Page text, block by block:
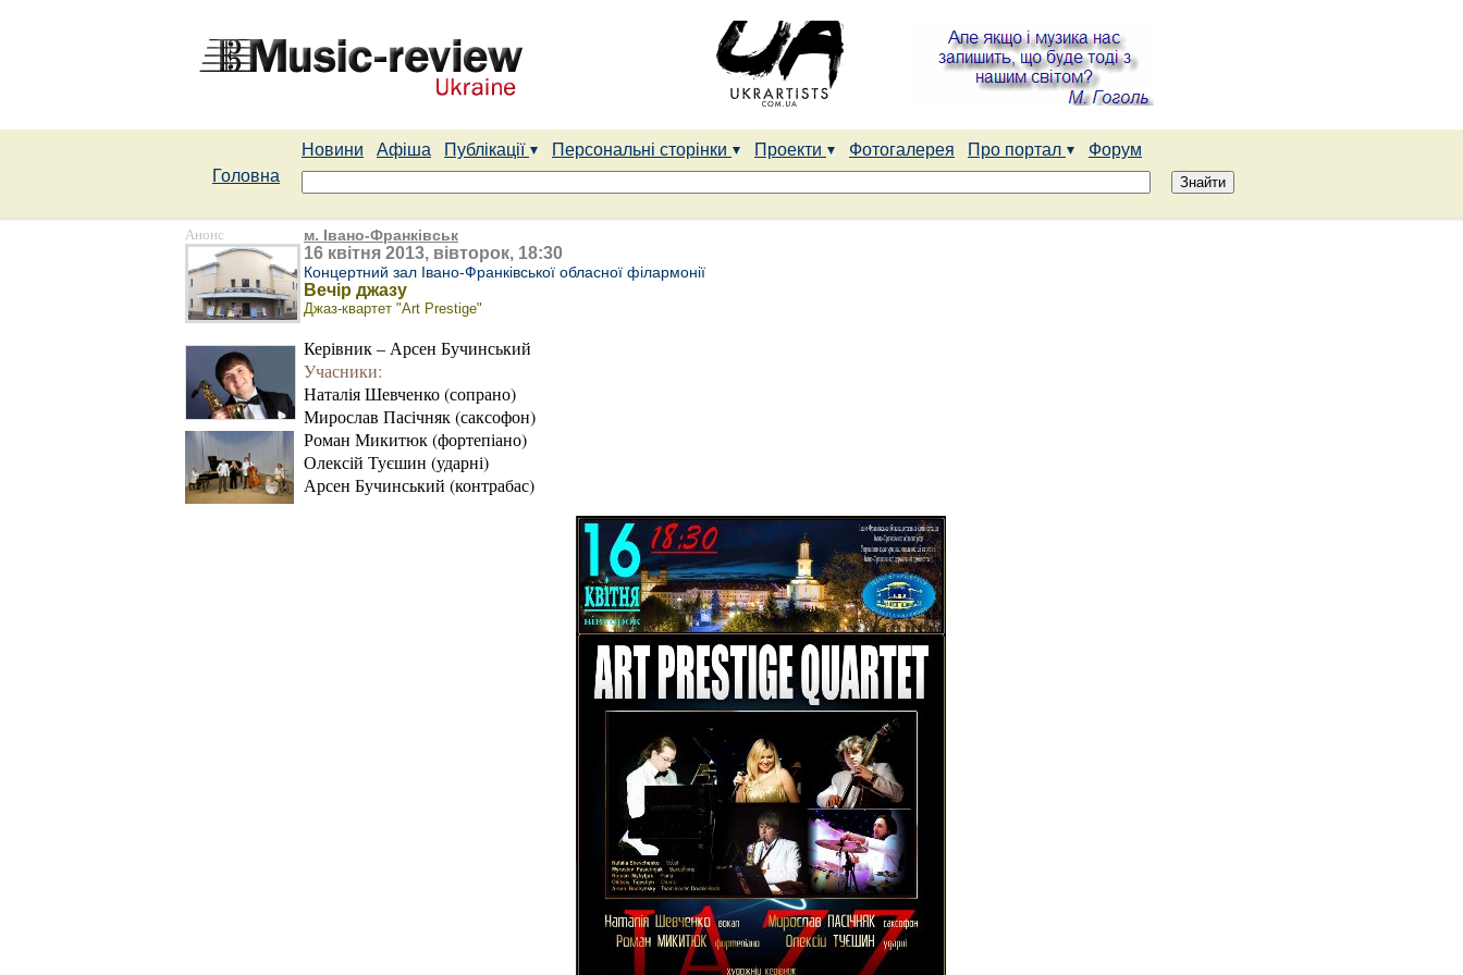
Новини Афіша Публікації Персональні сторінки Проекти Фотогалерея Про портал
Форум
Головна
Анонс м. Івано-Франківськ
16 квітня 2013, вівторок, 18:30
Концертний зал Івано-Франківської обласної філармонії
Вечір джазу
Джаз-квартет "Art Prestige"
Керівник – Арсен Бучинський
Учасники:
Наталія Шевченко (сопрано)
Мирослав Пасічняк (саксофон)
Роман Микитюк (фортепіано)
Олексій Туєшин (ударні)
Арсен Бучинський (контрабас)